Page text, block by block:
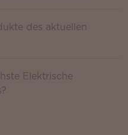
des aktuellen
Elektrische